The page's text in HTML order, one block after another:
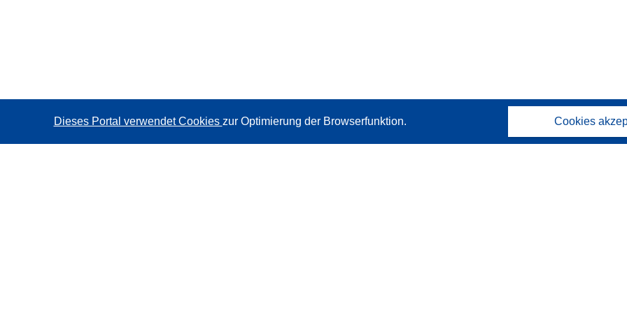
Dieses Portal verwendet Cookies zur Optimierung der Browserfunktion. Cookies